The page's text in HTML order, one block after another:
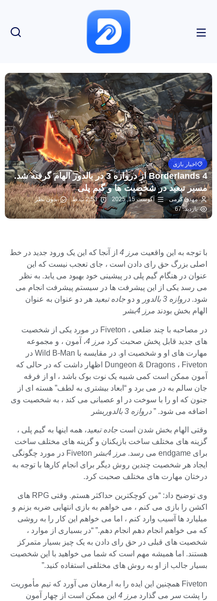
اخبار بازی
Borderlands 4 از دروازه 3 در بالدور الهام گرفته شد.
مسیر تبعید در شخصیت ها و گیم پلی
مهدی کرمی آگوست 15, 2025 2:53 ب.ظ
بدون نظر
بازدید: 67
با توجه به این واقعیت مرز 4
از آنجا که این یک ورود جدید در خط
اصلی بزرگ حق رای دادن است ، جای تعجب نیست که این
عنوان در هنگام گیم پلی در پیشینی خود بهبود می یابد. به نظر
می رسد یکی از این پیشرفت ها در سیستم پیشرفت انجام می
شود. دروازه 3 بالدور و دو جاده تبعید هر دو عنوان به عنوان
الهام بخش بودند مرز 4 بشر
در مصاحبه با چند ضلعی ، Fiveton در مورد یکی از شخصیت
های جدید قابل پخش صحبت کرد مرز 4
، آمون ، و مجموعه
مهارت های او و شخصیت او. در مقایسه با Wild B-Man در
Dungeon & Dragons ، Fiveton اظهار داشت که در حالی که
آمون ممکن است کمی شبیه یک نوت بوک باشد ، او از فرقه
جان سالم به در می برد و “ابعاد بیشتری به لطف” هسته ای از
جنون که او را با سوخت در او عصبانی می کند ، به شخصیت وی
اضافه می شود. ” دروازه 3 بالدور بشر
وقتی الهام بخش شدن است جاده تبعید، همه اینها به گیم پلی ،
گزینه های مختلف ساخت بازیکنان و گزینه های مختلف ساخت
برای endgame می رسد.
مرز 4
بشر Fiveton در مورد چگونگی
ایجاد هر شخصیت چندین روش دیگر برای انجام کارها با توجه به
درختان مهارت های مختلف صحبت کرد.
وی توضیح داد: “من کوچکترین حداکثر هستم. وقتی RPG های
اکشن را بازی می کنم ، می خواهم به بازی انتهایی ضربه بزنم و
میلیارد ها آسیب وارد کنم ، اما می خواهم این کار را به روشی
که می خواهم انجام دهم انجام دهم.” “در بسیاری از موارد ،
شخصیت های قبلی در حق رای دادن به یک چیز بسیار متمرکز
هستند. اما همیشه مهم است که شما می خواهید با این شخصیت
بسیار جالب از او به روش های مختلفی استفاده کنید.”
Fiveton همچنین این ایده را به ارمغان می آورد که تیم مأموریت
را پشت سر می گذارد مرز 4
این ممکن است از چهار آمون